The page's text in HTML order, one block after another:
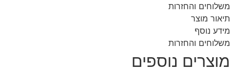
משלוחים והחזרות
תיאור מוצר
מידע נוסף
משלוחים והחזרות
מוצרים נוספים